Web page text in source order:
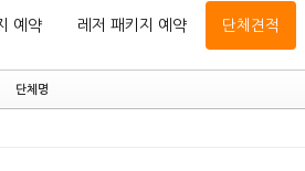
예약 레저 패키지 예약 단체견적
단체명